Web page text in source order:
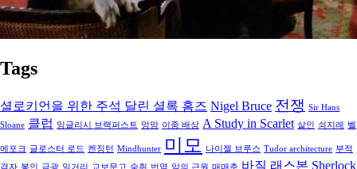
Tags
셜로키언을 위한 주석 달린 셜록 홈즈 Nigel Bruce 전쟁 Sir Hans
Sloane 클럽 잉글리시 브랙퍼스트 엉망 이중 배상 A Study in Scarlet 살인 쇠지레 벨
에포크 글로스터 로드 켄징턴 Mindhunter 미모 나이젤 브루스 Tudor architecture 부적
격자 봉인 금광 일거리 교보문고 숙취 번역 악의 근원 매매춘 바질 래스본 Sherlock